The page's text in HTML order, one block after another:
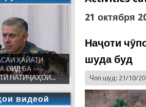
21 октября
Наҷоти
шуда буд
Чоп шуд: 21/10/
ҲАЙАТИ
ОИД БА
НАТИҶАҲОИ...
видеоӣ